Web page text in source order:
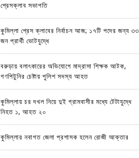
প্রেসক্লাব সভাপতি
কুমিল্লা প্রেস ক্লাবের নির্বাচন আজ; ১৭টি পদের জন্য ৩৩
জন প্রার্থী ভোটযুদ্ধে
বরুড়ায় বলাৎকারের অভিযোগে মাদ্রাসা শিক্ষক আটক,
গণপিটুনির চেষ্টায় পুলিশ সদস্য আহত
কুমিল্লায় চর দখল নিয়ে দুই গ্রামবাসীর মধ্যে টেটাযুদ্ধে
নিহত ১, আহত ২০
কুমিল্লার নবাগত জেলা প্রশাসক হলেন রোজী আক্তার